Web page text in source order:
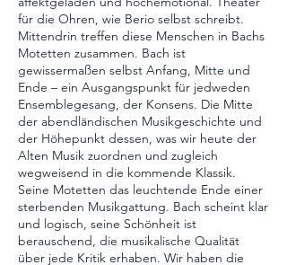
für die Ohren, wie Berio selbst schreibt.
Mittendrin treffen diese Menschen in Bachs
Motetten zusammen. Bach ist
gewissermaßen selbst Anfang, Mitte und
Ende – ein Ausgangspunkt für jedweden
Ensemblegesang, der Konsens. Die Mitte
der abendländischen Musikgeschichte und
der Höhepunkt dessen, was wir heute der
Alten Musik zuordnen und zugleich
wegweisend in die kommende Klassik.
Seine Motetten das leuchtende Ende einer
sterbenden Musikgattung. Bach scheint klar
und logisch, seine Schönheit ist
berauschend, die musikalische Qualität
über jede Kritik erhaben. Wir haben die